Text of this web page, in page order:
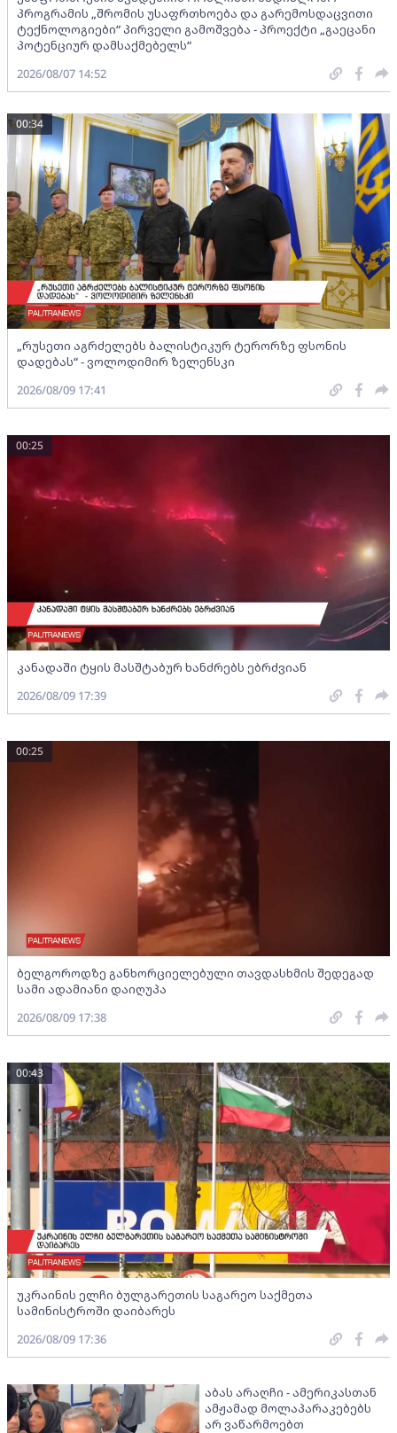
პროგრამის „შრომის უსაფრთხოება და გარემოსდაცვითი
ტექნოლოგიები“ პირველი გამოშვება - პროექტი „გაეცანი
პოტენციურ დამსაქმებელს“
2026/08/07 14:52
„რუსეთი აგრძელებს ბალისტიკურ ტერორზე ფსონის
დადებას“ - ვოლოდიმირ ზელენსკი
00:34
2026/08/09 17:41
კანადაში ტყის მასშტაბურ ხანძრებს ებრძვიან
00:25
2026/08/09 17:39
ბელგოროდზე განხორციელებული თავდასხმის შედეგად
სამი ადამიანი დაიღუპა
00:25
2026/08/09 17:38
უკრაინის ელჩი ბულგარეთის საგარეო საქმეთა
სამინისტროში დაიბარეს
00:43
2026/08/09 17:36
აბას არაღჩი - ამერიკასთან
ამჟამად მოლაპარაკებებს
არ ვაწარმოებთ